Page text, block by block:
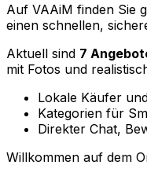
Auf VAAiM finden Sie
einen schnellen,
Aktuell sind 7
mit Fotos und
Lokale Käufer
Kategorien für
Direkter Chat,
Willkommen auf dem